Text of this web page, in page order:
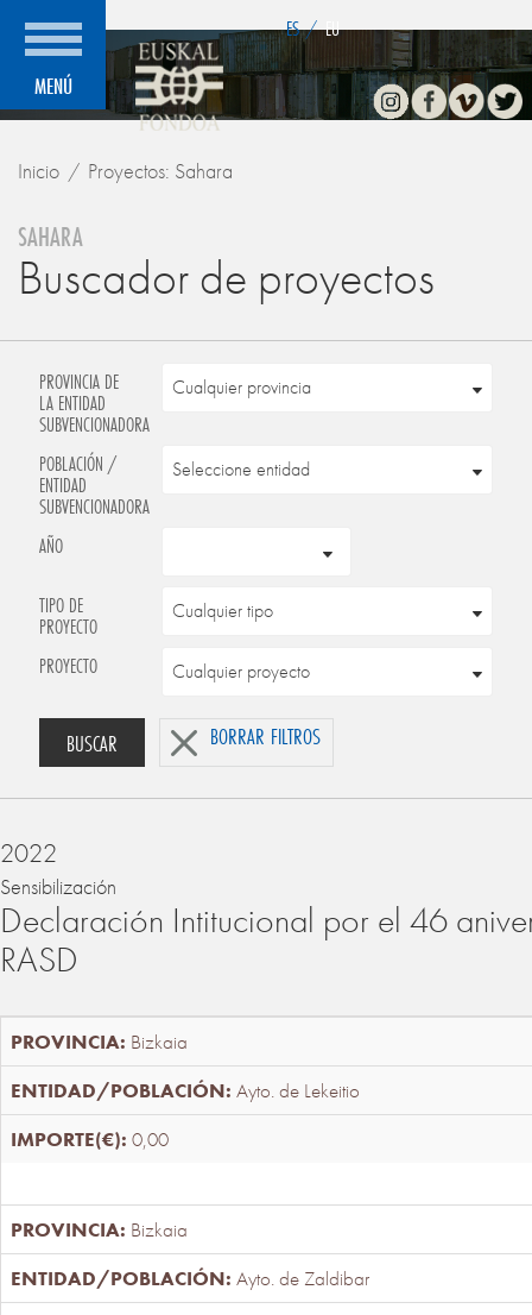
MENÚ
ES / EU
InstagramFacebook
Vimeo
Inicio Proyectos: Sahara
SAHARA
Buscador de proyectos
PROVINCIA DE
LA ENTIDAD
SUBVENCIONADORA
POBLACIÓN /
ENTIDAD
SUBVENCIONADORA
AÑO
TIPO DE
PROYECTO
PROYECTO
BUSCAR BORRAR FILTROS
2022
Sensibilización
Declaración Intitucional por el 46
RASD
Bizkaia
Ayto. de Lekeitio
0,00
Bizkaia
Ayto. de Zaldibar